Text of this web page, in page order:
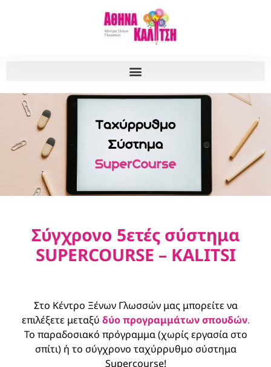
Σύγχρονο 5ετές σύστημα
SUPERCOURSE – KALITSI
Στο Κέντρο Ξένων Γλωσσών μας μπορείτε να
επιλέξετε μεταξύ δύο προγραμμάτων σπουδών.
Το παραδοσιακό πρόγραμμα (χωρίς εργασία στο
σπίτι) ή το σύγχρονο ταχύρρυθμο σύστημα
Supercourse!